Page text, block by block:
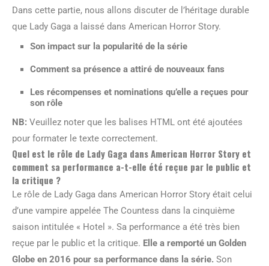
Dans cette partie, nous allons discuter de l’héritage durable
que Lady Gaga a laissé dans American Horror Story.
Son impact sur la popularité de la série
Comment sa présence a attiré de nouveaux fans
Les récompenses et nominations qu’elle a reçues pour
son rôle
NB: Veuillez noter que les balises HTML ont été ajoutées
pour formater le texte correctement.
Quel est le rôle de Lady Gaga dans American Horror Story et
comment sa performance a-t-elle été reçue par le public et
la critique ?
Le rôle de Lady Gaga dans American Horror Story était celui
d’une vampire appelée The Countess dans la cinquième
saison intitulée « Hotel ». Sa performance a été très bien
reçue par le public et la critique. Elle a remporté un Golden
Globe en 2016 pour sa performance dans la série. Son